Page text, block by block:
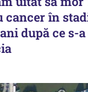
cancer în
după ce s-